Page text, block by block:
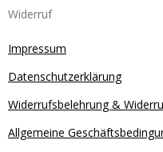
Widerruf
Impressum
Datenschutzerklärung
Widerrufsbelehrung &
Allgemeine